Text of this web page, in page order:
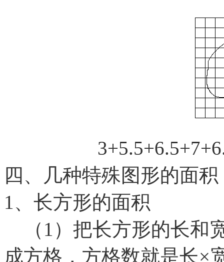
四、几种特殊图形的面积
1、长方形的面积
（1）把长方形的长和
成方格，方格数就是长×